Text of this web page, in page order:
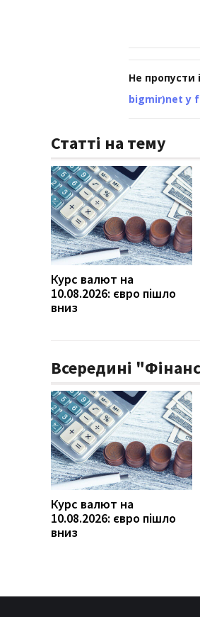
Не пропусти
bigmir)net у
Статті на тему
Курс валют на
10.08.2026: євро пішло
вниз
Всередині
Курс валют на
10.08.2026: євро пішло
вниз